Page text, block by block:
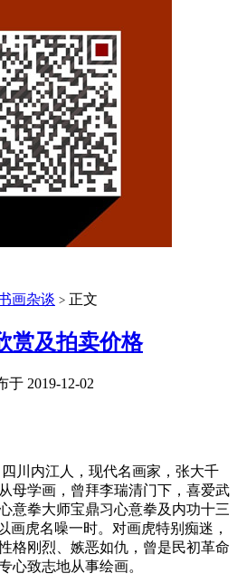
画杂谈 > 正文
赏及拍卖价格
2019-12-02
川内江人，现代名画家，张大千
母学画，曾拜李瑞清门下，喜爱武
意拳大师宝鼎习心意拳及内功十三
画虎名噪一时。对画虎特别痴迷，
格刚烈、嫉恶如仇，曾是民初革命
心致志地从事绘画。